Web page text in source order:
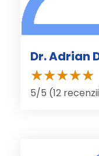
Dr. Adrian
5/5 (12